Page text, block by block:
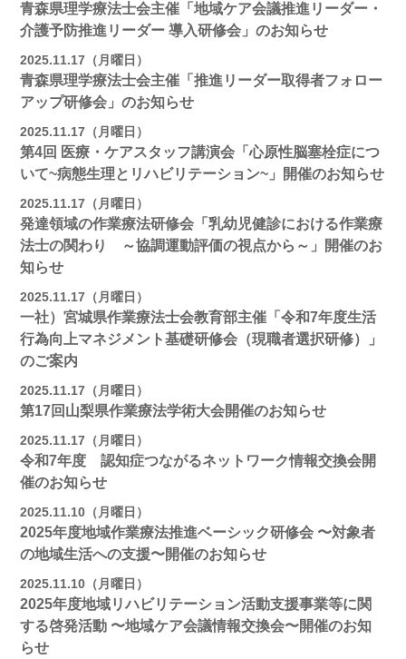
青森県理学療法士会主催「地域ケア会議推進リーダー・
介護予防推進リーダー 導入研修会」のお知らせ
2025.11.17（月曜日）
青森県理学療法士会主催「推進リーダー取得者フォロー
アップ研修会」のお知らせ
2025.11.17（月曜日）
第4回 医療・ケアスタッフ講演会「心原性脳塞栓症につ
いて~病態生理とリハビリテーション~」開催のお知らせ
2025.11.17（月曜日）
発達領域の作業療法研修会「乳幼児健診における作業療
法士の関わり ～協調運動評価の視点から～」開催のお
知らせ
2025.11.17（月曜日）
一社）宮城県作業療法士会教育部主催「令和7年度生活
行為向上マネジメント基礎研修会（現職者選択研修）」
のご案内
2025.11.17（月曜日）
第17回山梨県作業療法学術大会開催のお知らせ
2025.11.17（月曜日）
令和7年度 認知症つながるネットワーク情報交換会開
催のお知らせ
2025.11.10（月曜日）
2025年度地域作業療法推進ベーシック研修会 〜対象者
の地域⽣活への⽀援〜開催のお知らせ
2025.11.10（月曜日）
2025年度地域リハビリテーション活動⽀援事業等に関
する啓発活動 〜地域ケア会議情報交換会〜開催のお知
らせ